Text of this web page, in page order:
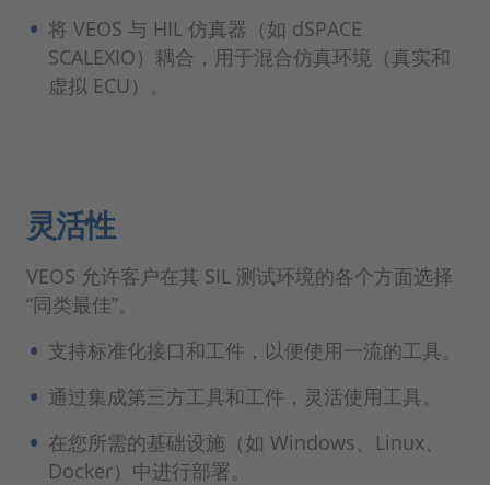
将 VEOS 与 HIL 仿真器（如 dSPACE
SCALEXIO）耦合，用于混合仿真环境（真实和
虚拟 ECU）。
灵活性
VEOS 允许客户在其 SIL 测试环境的各个方面选择
“同类最佳”。
支持标准化接口和工件，以便使用一流的工具。
通过集成第三方工具和工件，灵活使用工具。
在您所需的基础设施（如 Windows、Linux、
Docker）中进行部署。